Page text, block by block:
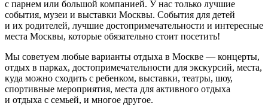
с парнем или большой компанией. У нас только лучшие
события, музеи и выставки Москвы. События для детей
и их родителей, лучшие достопримечательности и интересные
места Москвы, которые обязательно стоит посетить!
Мы советуем любые варианты отдыха в Москве — концерты,
отдых в парках, достопримечательности для экскурсий, места,
куда можно сходить с ребенком, выставки, театры, шоу,
спортивные мероприятия, места для активного отдыха
и отдыха с семьей, и многое другое.